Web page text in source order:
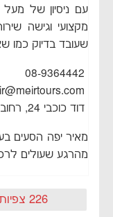
מקצועי וגישה
שעובד בדיוק כמו
דוד כוכבי 24, רחובות
מאיר יפה הסעים
מהרגע שעולים
226 צפיות